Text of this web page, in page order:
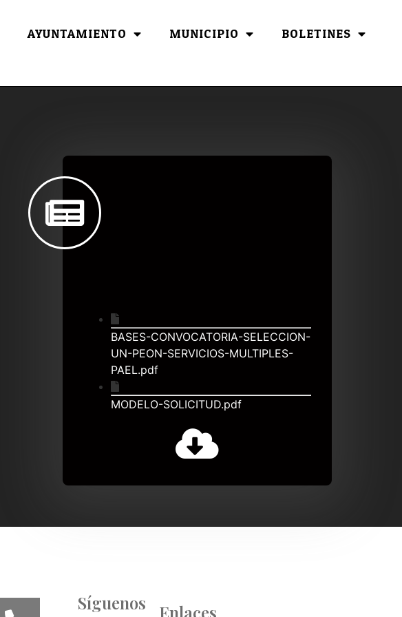
AYUNTAMIENTO MUNICIPIO BOLETINES
BASES-CONVOCATORIA-SELECCION-
UN-PEON-SERVICIOS-MULTIPLES-
PAEL.pdf
MODELO-SOLICITUD.pdf
Síguenos Enlaces